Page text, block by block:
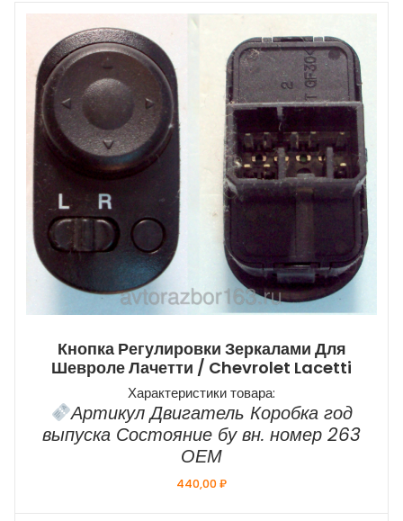
Кнопка Регулировки Зеркалами Для
Шевроле Лачетти / Chevrolet Lacetti
Характеристики товара:
Артикул Двигатель Коробка год
выпуска Состояние бу вн. номер 263
ОЕМ
440,00₽